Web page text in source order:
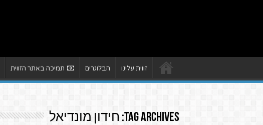
זווית עלינו הבלוגרים תמיכה באתר הזווית
Tag Archives: חידון מונדיאל